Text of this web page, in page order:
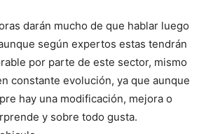
darán mucho de que hablar luego
según expertos estas tendrán
por parte de este sector, mismo
constante evolución, ya que aunque
hay una modificación, mejora o
y sobre todo gusta.